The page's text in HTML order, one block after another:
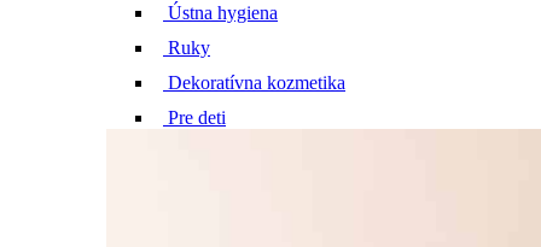
Ústna hygiena
Ruky
Dekoratívna kozmetika
Pre deti